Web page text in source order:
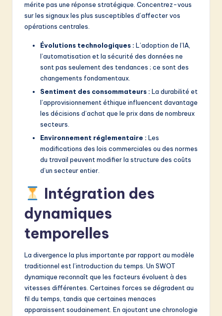
mérite pas une réponse stratégique. Concentrez-vous
sur les signaux les plus susceptibles d’affecter vos
opérations centrales.
Évolutions technologiques : L’adoption de l’IA,
l’automatisation et la sécurité des données ne
sont pas seulement des tendances ; ce sont des
changements fondamentaux.
Sentiment des consommateurs : La durabilité et
l’approvisionnement éthique influencent davantage
les décisions d’achat que le prix dans de nombreux
secteurs.
Environnement réglementaire : Les
modifications des lois commerciales ou des normes
du travail peuvent modifier la structure des coûts
d’un secteur entier.
Intégration des
dynamiques
temporelles
La divergence la plus importante par rapport au modèle
traditionnel est l’introduction du temps. Un SWOT
dynamique reconnaît que les facteurs évoluent à des
vitesses différentes. Certaines forces se dégradent au
fil du temps, tandis que certaines menaces
apparaissent soudainement. En ajoutant une chronologie